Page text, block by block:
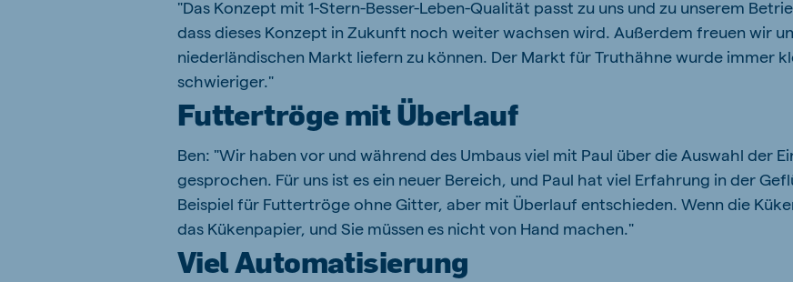
"Das Konzept mit 1-Stern-Besser-Leben-Qualität passt zu uns und zu unserem
dass dieses Konzept in Zukunft noch weiter wachsen wird. Außerdem freuen wir
niederländischen Markt liefern zu können. Der Markt für Truthähne wurde immer
schwieriger."
Futtertröge mit Überlauf
Ben: "Wir haben vor und während des Umbaus viel mit Paul über die Auswahl der
gesprochen. Für uns ist es ein neuer Bereich, und Paul hat viel Erfahrung in der
Beispiel für Futtertröge ohne Gitter, aber mit Überlauf entschieden. Wenn die
das Kükenpapier, und Sie müssen es nicht von Hand machen."
Viel Automatisierung